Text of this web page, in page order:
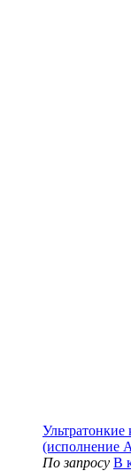
(исполнение
По запросу В